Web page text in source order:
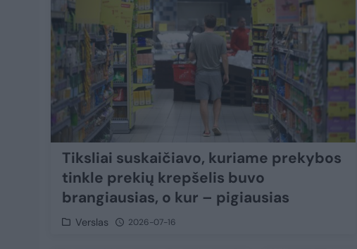
Tiksliai suskaičiavo, kuriame prekybos
tinkle prekių krepšelis buvo
brangiausias, o kur – pigiausias
Verslas 2026-07-16